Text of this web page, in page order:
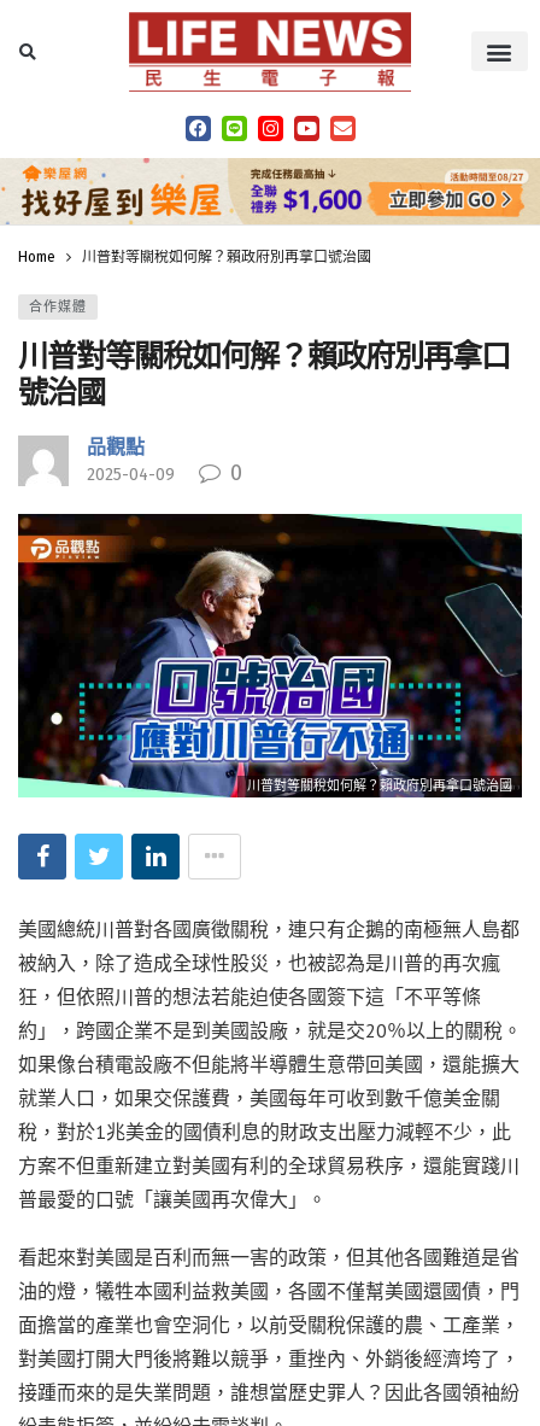
Home 川普對等關稅如何解？賴政府別再拿口號治國
合作媒體
川普對等關稅如何解？賴政府別再拿口
號治國
品觀點
2025-04-09 0
川普對等關稅如何解？賴政府別再拿口號治國
美國總統川普對各國廣徵關稅，連只有企鵝的南極無人島都
被納入，除了造成全球性股災，也被認為是川普的再次瘋
狂，但依照川普的想法若能迫使各國簽下這「不平等條
約」，跨國企業不是到美國設廠，就是交20％以上的關稅。
如果像台積電設廠不但能將半導體生意帶回美國，還能擴大
就業人口，如果交保護費，美國每年可收到數千億美金關
稅，對於1兆美金的國債利息的財政支出壓力減輕不少，此
方案不但重新建立對美國有利的全球貿易秩序，還能實踐川
普最愛的口號「讓美國再次偉大」。
看起來對美國是百利而無一害的政策，但其他各國難道是省
油的燈，犧牲本國利益救美國，各國不僅幫美國還國債，門
面擔當的產業也會空洞化，以前受關稅保護的農、工產業，
對美國打開大門後將難以競爭，重挫內、外銷後經濟垮了，
接踵而來的是失業問題，誰想當歷史罪人？因此各國領袖紛